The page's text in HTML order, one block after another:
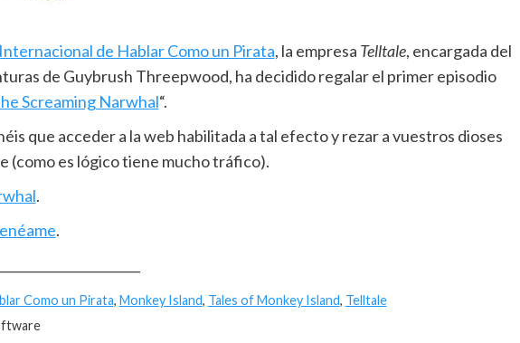
de Hablar Como un Pirata, la empresa Telltale, encargada del
de Guybrush Threepwood, ha decidido regalar el primer episodio
Screaming Narwhal“.
que acceder a la web habilitada a tal efecto y rezar a vuestros dioses
(como es lógico tiene mucho tráfico).
.
.
Como un Pirata, Monkey Island, Tales of Monkey Island, Telltale